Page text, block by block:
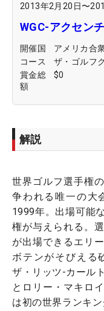
2013年2月20日〜
WGC-アクセン
開催国
アメリカ合
コース
ザ・ゴルフ
賞金総
額
$0
解説
世界ゴルフ選手権
争われる唯一の大
1999年。出場可能
権が与えられる。
が出場できるエリ
ボテンがそびえる
ザ・リッツ-カール
とロリー・マキロ
は初の世界ランキ